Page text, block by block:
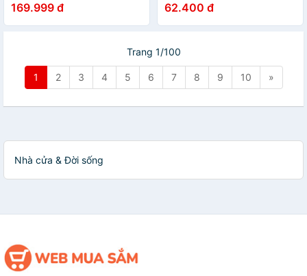
sinh, trẻ em ngủ - Bình Minh
169.999 đ
dụng, tiện lợi - BuyBox -
BBPK362
62.400 đ
Trang 1/100
1 2 3 4 5 6 7 8 9 10 »
Nhà cửa & Đời sống